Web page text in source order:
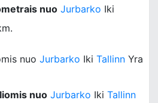
nuo Jurbarko Iki
nuo Jurbarko Iki Tallinn Yra
nuo Jurbarko Iki Tallinn